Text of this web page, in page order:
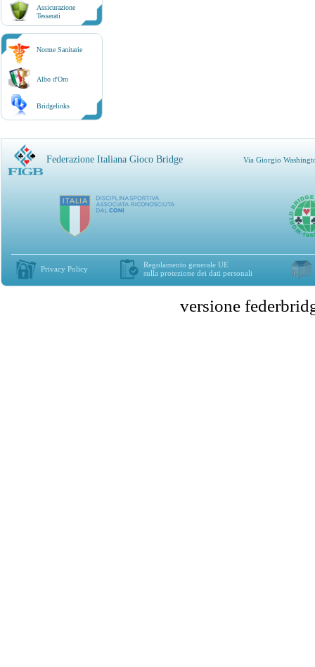
Assicurazione
Tesserati
Norme Sanitarie
Albo d'Oro
Bridgelinks
Federazione Italiana Gioco Bridge Via Giorgio
Privacy Policy
Regolamento generale UE
sulla protezione dei dati personali
versione